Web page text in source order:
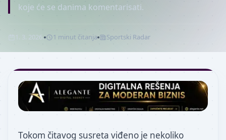
koje će se danima komentarisati.
1. 3. 2026. 1 minut čitanja Sportski Radar
Tokom čitavog susreta viđeno je nekoliko